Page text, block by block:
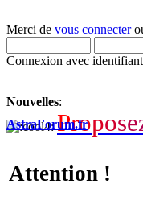
Merci de vous connecter
Connexion avec
Nouvelles:
Propose
AstraForum.fr
Attention !